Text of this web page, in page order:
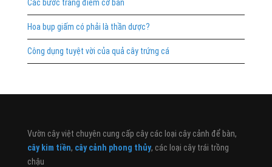
Các bước trang điểm cơ bản
Hoa bụp giấm có phải là thần dược?
Công dụng tuyệt vời của quả cây trứng cá
Vườn cây việt chuyên cung cấp cây các loại cây cảnh để bàn,
cây kim tiền, cây cảnh phong thủy, các loại cây trái trồng
chậu